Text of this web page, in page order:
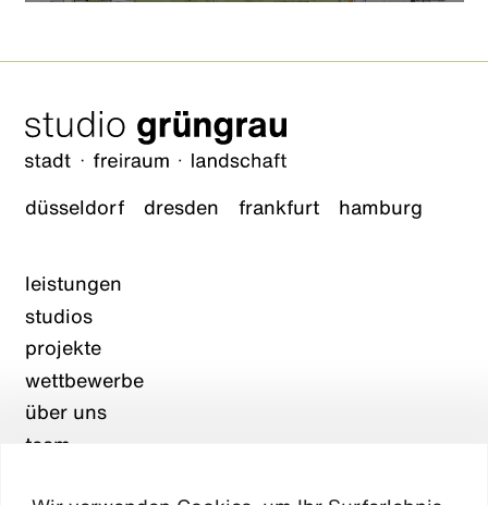
düsseldorf dresden frankfurt hamburg
leistungen
studios
projekte
wettbewerbe
über uns
team